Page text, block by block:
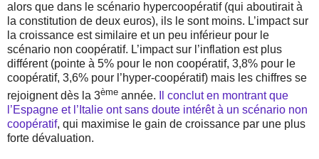
alors que dans le scénario hypercoopératif (qui aboutirait à
la constitution de deux euros), ils le sont moins. L’impact sur
la croissance est similaire et un peu inférieur pour le
scénario non coopératif. L’impact sur l’inflation est plus
différent (pointe à 5% pour le non coopératif, 3,8% pour le
coopératif, 3,6% pour l’hyper-coopératif) mais les chiffres se
rejoignent dès la 3ème année.
Il conclut en montrant que
l’Espagne et l’Italie ont sans doute intérêt à un scénario non
coopératif, qui maximise le gain de croissance par une plus
forte dévaluation.